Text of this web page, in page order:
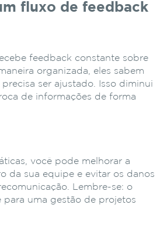
fluxo de feedback
feedback constante sobre
organizada, eles sabem
ser ajustado. Isso diminui
de informações de forma
você pode melhorar a
da sua equipe e evitar os danos
Lembre-se: o
para uma gestão de projetos